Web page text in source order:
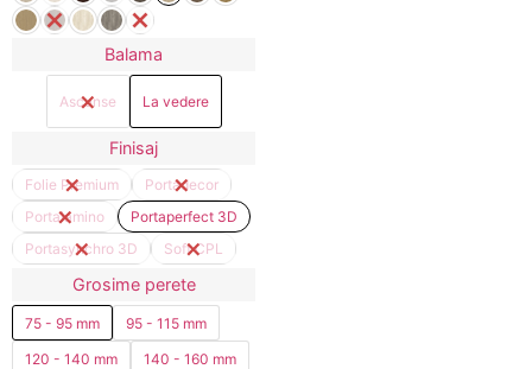
Balama
Ascunse La vedere
Finisaj
Folie Premium
Portadecor
Portalamino
Portaperfect 3D
Portasynchro 3D
Soft CPL
Grosime perete
75 - 95 mm
95 - 115 mm
120 - 140 mm
140 - 160 mm